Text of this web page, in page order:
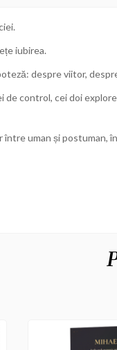
iubirea.
despre viitor,
de control, cei doi
uman și postuman,